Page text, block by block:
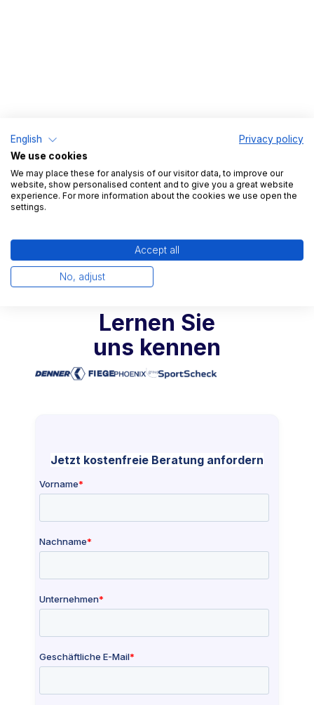
Lernen Sie
uns kennen
English
Privacy policy
We use cookies
We may place these for analysis of our visitor data, to improve our
website, show personalised content and to give you a great website
experience. For more information about the cookies we use open the
settings.
Accept all
No, adjust